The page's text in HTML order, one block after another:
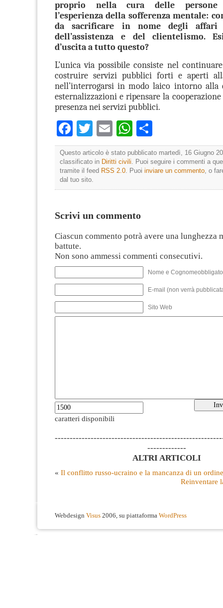
proprio nella cura delle persone
l’esperienza della sofferenza mentale:
da sacrificare in nome degli affari
dell’assistenza e del clientelismo.
d’uscita a tutto questo?
L’unica via possibile consiste nel
costruire servizi pubblici forti e aperti
nell’interrogarsi in modo laico intorno alla
esternalizzazioni e ripensare la cooperazione
presenza nei servizi pubblici.
Facebook
TwitterEmailWhatsApp
Questo articolo è stato pubblicato martedì, 16 Giugno
classificato in Diritti civili. Puoi seguire i commenti a
tramite il feed RSS 2.0. Puoi inviare un commento, o
dal tuo sito.
Scrivi un commento
Ciascun commento potrà avere una lunghezza
battute.
Non sono ammessi commenti consecutivi.
Nome e
E-mail (non verrà
Sito Web
caratteri disponibili
-------------
ALTRI ARTICOLI
« Il conflitto russo-ucraino e la mancanza di un
Reinventare
Webdesign Visus 2006, su piattaforma WordPress